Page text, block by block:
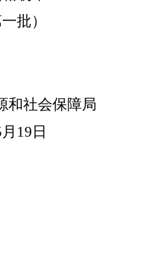
批）
和社会保障局
19日